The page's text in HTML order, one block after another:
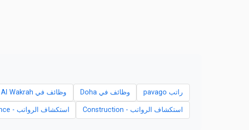
راتب pavago وظائف في Doha وظائف في Al Wakrah
استكشاف الرواتب - Construction استكشاف الرواتب - Finance